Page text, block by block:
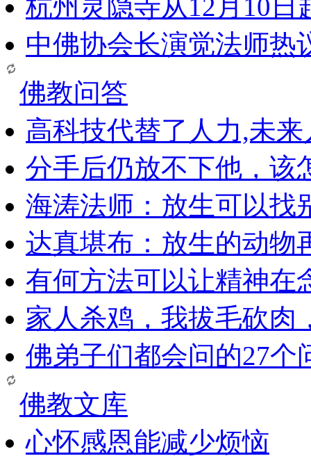
杭州灵隐寺从12月10日
中佛协会长演觉法师热
佛教问答
高科技代替了人力,未
分手后仍放不下他，该
海涛法师：放生可以找
达真堪布：放生的动物
有何方法可以让精神在
家人杀鸡，我拔毛砍肉
佛弟子们都会问的27个
佛教文库
心怀感恩能减少烦恼